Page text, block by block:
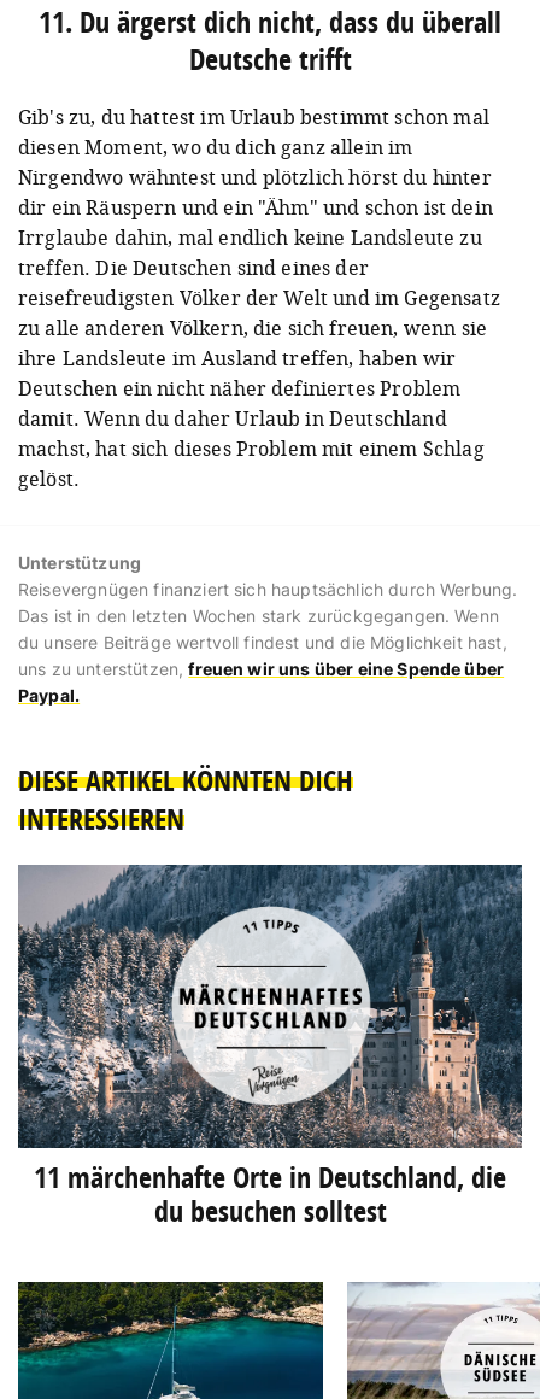
A post shared by Reisevergnügen (@reisevergnuegen_)on
11. Du ärgerst dich nicht, dass du überall
Deutsche trifft
Gib's zu, du hattest im Urlaub bestimmt schon mal
diesen Moment, wo du dich ganz allein im
Nirgendwo wähntest und plötzlich hörst du hinter
dir ein Räuspern und ein "Ähm" und schon ist dein
Irrglaube dahin, mal endlich keine Landsleute zu
treffen. Die Deutschen sind eines der
reisefreudigsten Völker der Welt und im Gegensatz
zu alle anderen Völkern, die sich freuen, wenn sie
ihre Landsleute im Ausland treffen, haben wir
Deutschen ein nicht näher definiertes Problem
damit. Wenn du daher Urlaub in Deutschland
machst, hat sich dieses Problem mit einem Schlag
gelöst.
Unterstützung
Reisevergnügen finanziert sich hauptsächlich durch Werbung.
Das ist in den letzten Wochen stark zurückgegangen. Wenn
du unsere Beiträge wertvoll findest und die Möglichkeit hast,
uns zu unterstützen,freuen wir uns über eine Spende über
Paypal.
DIESE ARTIKEL KÖNNTEN DICH
INTERESSIEREN
11 märchenhafte Orte in Deutschland, die
du besuchen solltest